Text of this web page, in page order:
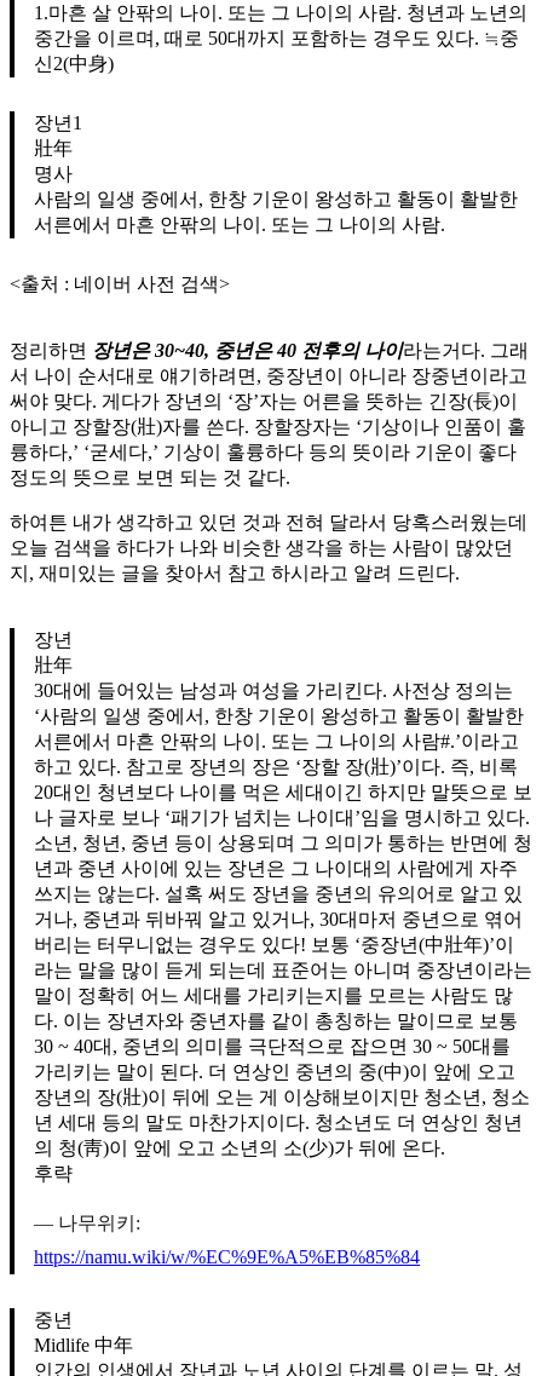
1.마흔 살 안팎의 나이. 또는 그 나이의 사람. 청년과 노년의
중간을 이르며, 때로 50대까지 포함하는 경우도 있다. ≒중
신2(中身)
장년1
壯年
명사
사람의 일생 중에서, 한창 기운이 왕성하고 활동이 활발한
서른에서 마흔 안팎의 나이. 또는 그 나이의 사람.
<출처 : 네이버 사전 검색>
정리하면 장년은 30~40, 중년은 40 전후의 나이라는거다. 그래
서 나이 순서대로 얘기하려면, 중장년이 아니라 장중년이라고
써야 맞다. 게다가 장년의 ‘장’자는 어른을 뜻하는 긴장(長)이
아니고 장할장(壯)자를 쓴다. 장할장자는 ‘기상이나 인품이 훌
륭하다,’ ‘굳세다,’ 기상이 훌륭하다 등의 뜻이라 기운이 좋다
정도의 뜻으로 보면 되는 것 같다.
하여튼 내가 생각하고 있던 것과 전혀 달라서 당혹스러웠는데
오늘 검색을 하다가 나와 비슷한 생각을 하는 사람이 많았던
지, 재미있는 글을 찾아서 참고 하시라고 알려 드린다.
장년
壯年
30대에 들어있는 남성과 여성을 가리킨다. 사전상 정의는
‘사람의 일생 중에서, 한창 기운이 왕성하고 활동이 활발한
서른에서 마흔 안팎의 나이. 또는 그 나이의 사람#.’이라고
하고 있다. 참고로 장년의 장은 ‘장할 장(壯)’이다. 즉, 비록
20대인 청년보다 나이를 먹은 세대이긴 하지만 말뜻으로 보
나 글자로 보나 ‘패기가 넘치는 나이대’임을 명시하고 있다.
소년, 청년, 중년 등이 상용되며 그 의미가 통하는 반면에 청
년과 중년 사이에 있는 장년은 그 나이대의 사람에게 자주
쓰지는 않는다. 설혹 써도 장년을 중년의 유의어로 알고 있
거나, 중년과 뒤바꿔 알고 있거나, 30대마저 중년으로 엮어
버리는 터무니없는 경우도 있다! 보통 ‘중장년(中壯年)’이
라는 말을 많이 듣게 되는데 표준어는 아니며 중장년이라는
말이 정확히 어느 세대를 가리키는지를 모르는 사람도 많
다. 이는 장년자와 중년자를 같이 총칭하는 말이므로 보통
30 ~ 40대, 중년의 의미를 극단적으로 잡으면 30 ~ 50대를
가리키는 말이 된다. 더 연상인 중년의 중(中)이 앞에 오고
장년의 장(壯)이 뒤에 오는 게 이상해보이지만 청소년, 청소
년 세대 등의 말도 마찬가지이다. 청소년도 더 연상인 청년
의 청(靑)이 앞에 오고 소년의 소(少)가 뒤에 온다.
후략
나무위키:
https://namu.wiki/w/%EC%9E%A5%EB%85%84
중년
Midlife 中年
인간의 인생에서 장년과 노년 사이의 단계를 이르는 말. 성